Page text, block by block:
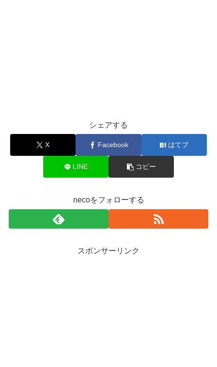
シェアする
X Facebook はてブ
LINE コピー
necoをフォローする
スポンサーリンク